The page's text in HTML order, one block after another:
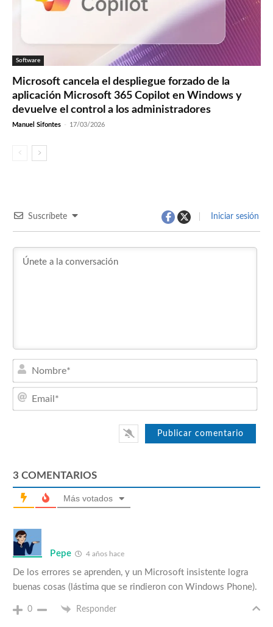
Software
Microsoft cancela el despliegue forzado de la
aplicación Microsoft 365 Copilot en Windows y
devuelve el control a los administradores
Manuel Sifontes - 17/03/2026
Suscríbete Iniciar sesión
3 COMENTARIOS
Más votados
Pepe 4 años hace
De los errores se aprenden, y un Microsoft insistente logra
buenas cosas (lástima que se rindieron con Windows Phone).
0 Responder